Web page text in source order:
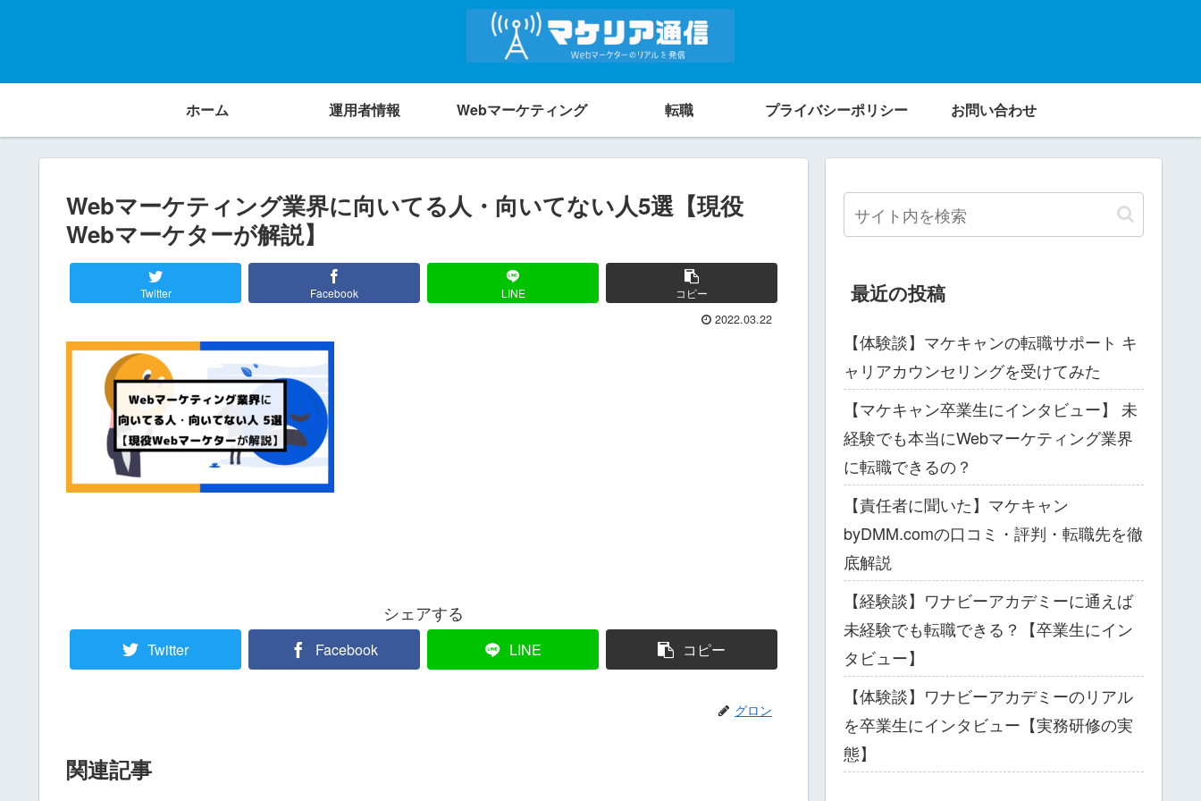
ホーム 運用者情報 Webマーケティング 転職 プライバシーポリシー お問い合わせ
Webマーケティング業界に向いてる人・向いてない人5選【現役
Webマーケターが解説】
Twitter Facebook LINE コピー
2022.03.22
シェアする
Twitter Facebook LINE コピー
グロン
関連記事
最近の投稿
【体験談】マケキャンの転職サポート キ
ャリアカウンセリングを受けてみた
【マケキャン卒業生にインタビュー】 未
経験でも本当にWebマーケティング業界
に転職できるの？
【責任者に聞いた】マケキャン
byDMM.comの口コミ・評判・転職先を徹
底解説
【経験談】ワナビーアカデミーに通えば
未経験でも転職できる？【卒業生にイン
タビュー】
【体験談】ワナビーアカデミーのリアル
を卒業生にインタビュー【実務研修の実
態】